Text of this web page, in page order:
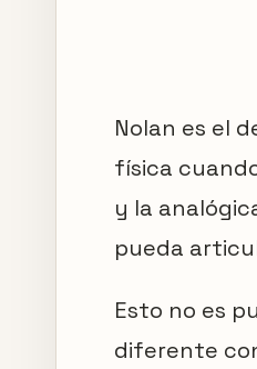
Nolan es el
física
y la
pueda
Esto no es
diferente